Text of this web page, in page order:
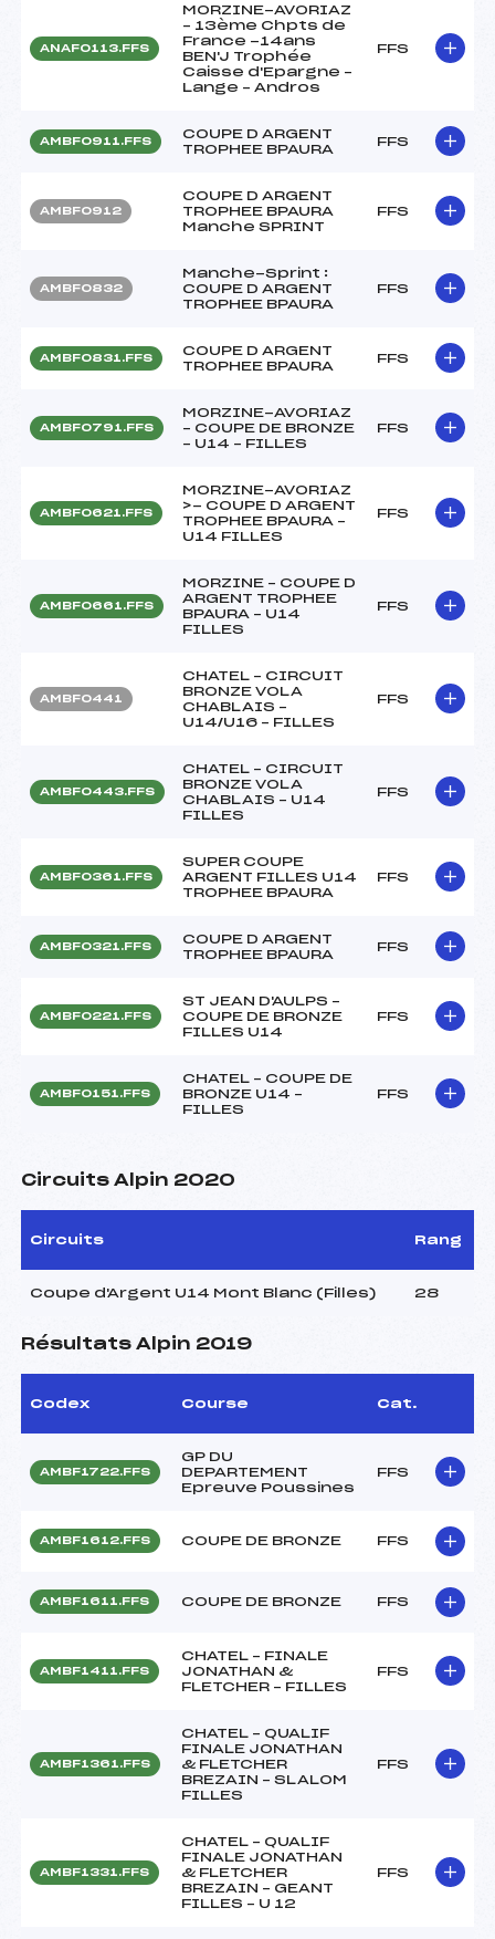
ANAF0113.FFS
MORZINE-AVORIAZ
– 13ème Chpts de
France -14ans
BEN'J Trophée
Caisse d'Epargne –
Lange – Andros
FFS
AMBF0911.FFS
COUPE D ARGENT
TROPHEE BPAURA
FFS
AMBF0912
COUPE D ARGENT
TROPHEE BPAURA
Manche SPRINT
FFS
AMBF0832
Manche-Sprint :
COUPE D ARGENT
TROPHEE BPAURA
FFS
AMBF0831.FFS
COUPE D ARGENT
TROPHEE BPAURA
FFS
AMBF0791.FFS
MORZINE-AVORIAZ
– COUPE DE BRONZE
– U14 – FILLES
FFS
AMBF0621.FFS
MORZINE-AVORIAZ
>- COUPE D ARGENT
TROPHEE BPAURA –
U14 FILLES
FFS
AMBF0661.FFS
MORZINE – COUPE D
ARGENT TROPHEE
BPAURA – U14
FILLES
FFS
AMBF0441
CHATEL – CIRCUIT
BRONZE VOLA
CHABLAIS –
U14/U16 – FILLES
FFS
AMBF0443.FFS
CHATEL – CIRCUIT
BRONZE VOLA
CHABLAIS – U14
FILLES
FFS
AMBF0361.FFS
SUPER COUPE
ARGENT FILLES U14
TROPHEE BPAURA
FFS
AMBF0321.FFS
COUPE D ARGENT
TROPHEE BPAURA
FFS
AMBF0221.FFS
ST JEAN D'AULPS –
COUPE DE BRONZE
FILLES U14
FFS
AMBF0151.FFS
CHATEL – COUPE DE
BRONZE U14 –
FILLES
FFS
Circuits Alpin 2020
Circuits Rang
Coupe d'Argent U14 Mont Blanc (Filles) 28
Résultats Alpin 2019
Codex Course Cat.
AMBF1722.FFS
GP DU
DEPARTEMENT
Epreuve Poussines
FFS
AMBF1612.FFS COUPE DE BRONZE FFS
AMBF1611.FFS COUPE DE BRONZE FFS
AMBF1411.FFS
CHATEL – FINALE
JONATHAN &
FLETCHER – FILLES
FFS
AMBF1361.FFS
CHATEL – QUALIF
FINALE JONATHAN
& FLETCHER
BREZAIN – SLALOM
FILLES
FFS
AMBF1331.FFS
CHATEL – QUALIF
FINALE JONATHAN
& FLETCHER
BREZAIN – GEANT
FILLES – U 12
FFS